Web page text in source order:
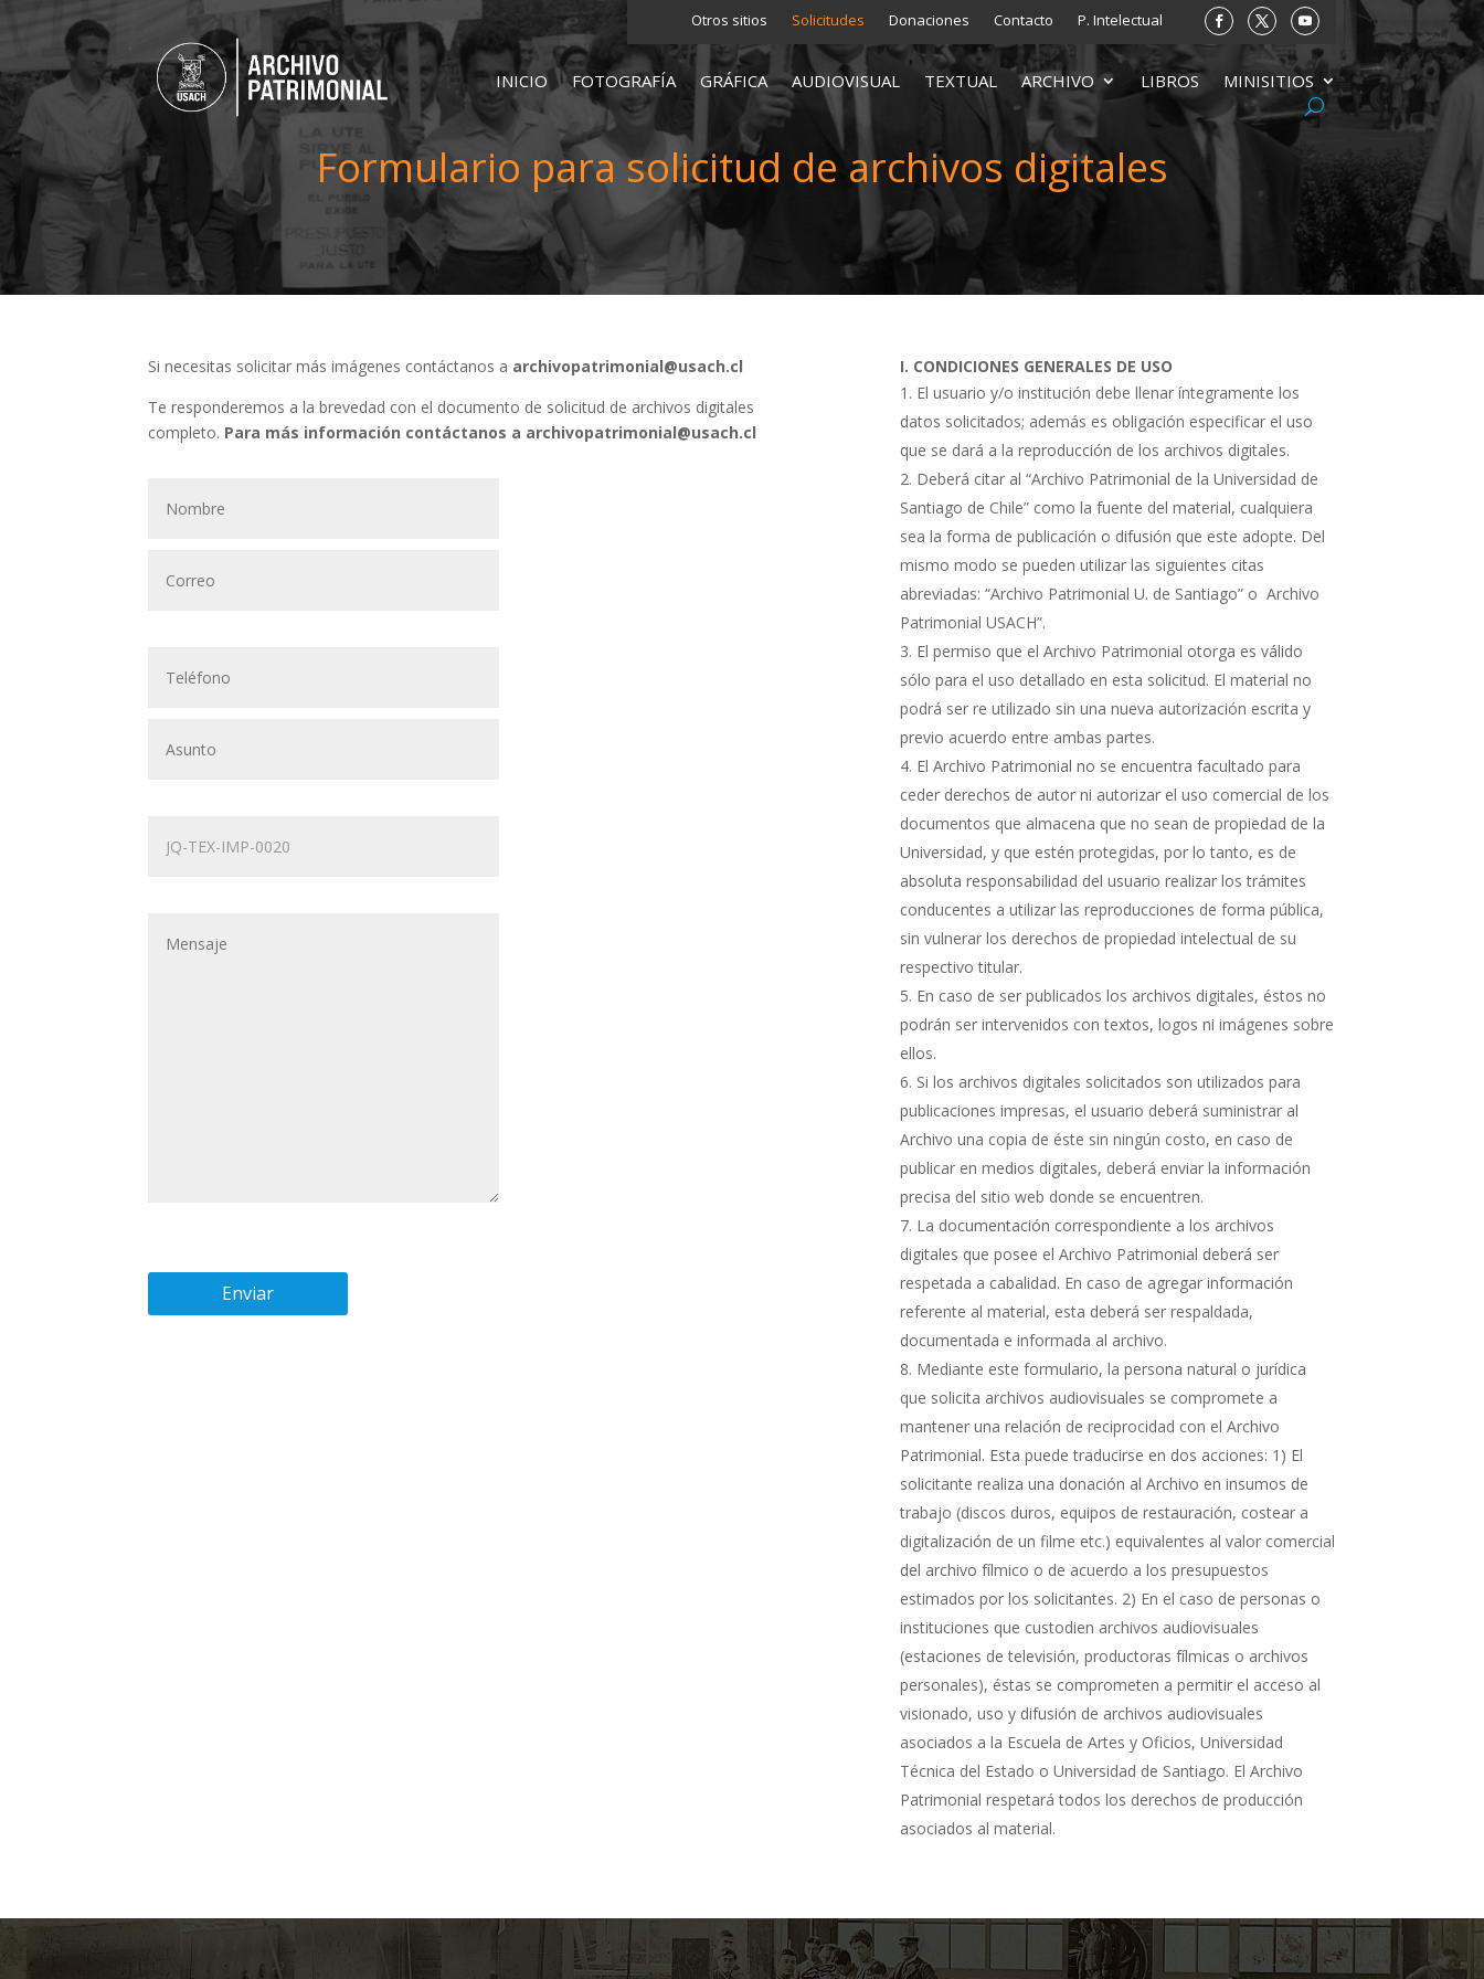
Otros sitios Solicitudes Donaciones Contacto P. Intelectual
INICIO FOTOGRAFÍA GRÁFICA AUDIOVISUAL TEXTUAL ARCHIVO LIBROS MINISITIOS
Formulario para solicitud de archivos digitales
Si necesitas solicitar más imágenes contáctanos a archivopatrimonial@usach.cl
Te responderemos a la brevedad con el documento de solicitud de archivos digitales
completo. Para más información contáctanos a archivopatrimonial@usach.cl
I. CONDICIONES GENERALES DE USO
El usuario y/o institución debe llenar íntegramente los
datos solicitados; además es obligación especificar el uso
que se dará a la reproducción de los archivos digitales.
Deberá citar al “Archivo Patrimonial de la Universidad de
Santiago de Chile” como la fuente del material, cualquiera
sea la forma de publicación o difusión que este adopte. Del
mismo modo se pueden utilizar las siguientes citas
abreviadas: “Archivo Patrimonial U. de Santiago” o Archivo
Patrimonial USACH”.
El permiso que el Archivo Patrimonial otorga es válido
sólo para el uso detallado en esta solicitud. El material no
podrá ser re utilizado sin una nueva autorización escrita y
previo acuerdo entre ambas partes.
El Archivo Patrimonial no se encuentra facultado para
ceder derechos de autor ni autorizar el uso comercial de los
documentos que almacena que no sean de propiedad de la
Universidad, y que estén protegidas, por lo tanto, es de
absoluta responsabilidad del usuario realizar los trámites
conducentes a utilizar las reproducciones de forma pública,
sin vulnerar los derechos de propiedad intelectual de su
respectivo titular.
En caso de ser publicados los archivos digitales, éstos no
podrán ser intervenidos con textos, logos ni imágenes sobre
ellos.
Si los archivos digitales solicitados son utilizados para
publicaciones impresas, el usuario deberá suministrar al
Archivo una copia de éste sin ningún costo, en caso de
publicar en medios digitales, deberá enviar la información
precisa del sitio web donde se encuentren.
La documentación correspondiente a los archivos
digitales que posee el Archivo Patrimonial deberá ser
respetada a cabalidad. En caso de agregar información
referente al material, esta deberá ser respaldada,
documentada e informada al archivo.
Mediante este formulario, la persona natural o jurídica
que solicita archivos audiovisuales se compromete a
mantener una relación de reciprocidad con el Archivo
Patrimonial. Esta puede traducirse en dos acciones: 1) El
solicitante realiza una donación al Archivo en insumos de
trabajo (discos duros, equipos de restauración, costear a
digitalización de un filme etc.) equivalentes al valor comercial
del archivo fílmico o de acuerdo a los presupuestos
estimados por los solicitantes. 2) En el caso de personas o
instituciones que custodien archivos audiovisuales
(estaciones de televisión, productoras fílmicas o archivos
personales), éstas se comprometen a permitir el acceso al
visionado, uso y difusión de archivos audiovisuales
asociados a la Escuela de Artes y Oficios, Universidad
Técnica del Estado o Universidad de Santiago. El Archivo
Patrimonial respetará todos los derechos de producción
asociados al material.